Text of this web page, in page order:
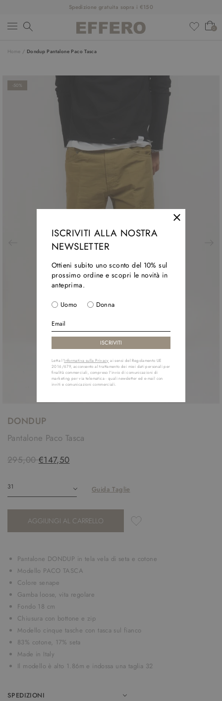
Spedizione gratuita sopra i €150
0
NUOVI ARRIVI
ABBIGLIAMENTO
ISCRIVITI ALLA NOSTRA
NEWSLETTER
Ottieni subito uno sconto del 10% sul
prossimo ordine e scopri le novità in
anteprima.
Uomo Donna
Letta l'Informativa sulla Privacy ai sensi del Regolamento UE
2016/679, acconsento al trattamento dei miei dati personali per
finalità commerciali, compreso l'invio di comunicazioni di
marketing per via telematica - quali newsletter ed e-mail con
inviti e comunicazioni commerciali.
Home / Dondup Pantalone Paco Tasca
-50%
DONDUP
Pantalone Paco Tasca
295,00 €147,50
Guida Taglie
AGGIUNGI AL CARRELLO
Pantalone DONDUP in tela vela di seta e cotone
Modello PACO TASCA
Colore senape
Gamba loose, vita regolare
Fondo 18 cm
Chiusura con bottone e zip
Modello cinque tasche con tasca sul fianco
83% cotone, 17% seta
Made in Italy
Il modello è alto 1.86m e indossa una taglia 32
SPEDIZIONI